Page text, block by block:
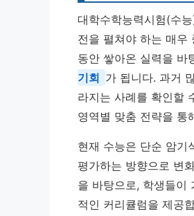
대학수학능력시험(수
전을 펼쳐야 하는 매우
동안 쌓아온 실력을 바
기회 가 됩니다. 과거
라지는 사례를 확인할
영역별 맞춤 전략을 통
현재 수능은 단순 암기
평가하는 방향으로 변
을 바탕으로, 학생들이
적인 커리큘럼을 제공